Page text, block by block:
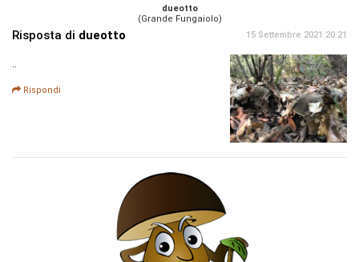
dueotto
(Grande Fungaiolo)
Risposta di dueotto 15 Settembre 2021 20:21
..
Rispondi